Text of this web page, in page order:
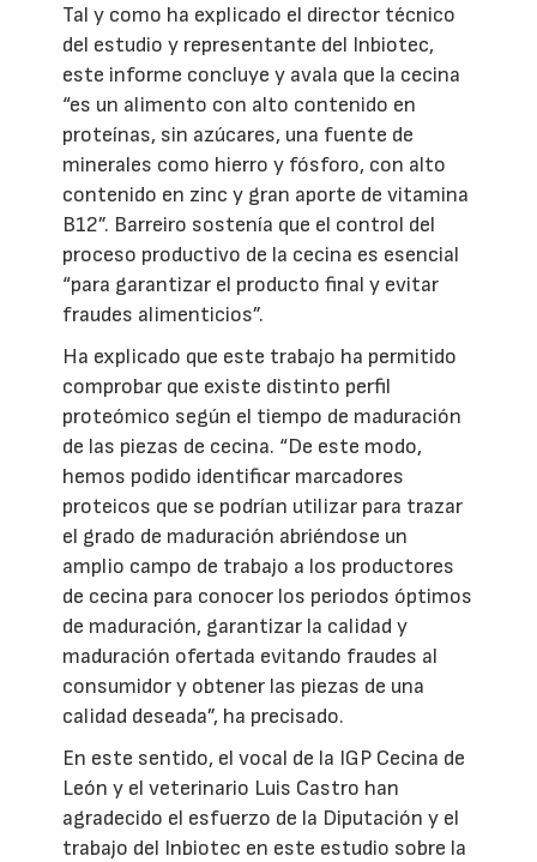
Tal y como ha explicado el director técnico
del estudio y representante del Inbiotec,
este informe concluye y avala que la cecina
“es un alimento con alto contenido en
proteínas, sin azúcares, una fuente de
minerales como hierro y fósforo, con alto
contenido en zinc y gran aporte de vitamina
B12”. Barreiro sostenía que el control del
proceso productivo de la cecina es esencial
“para garantizar el producto final y evitar
fraudes alimenticios”.
Ha explicado que este trabajo ha permitido
comprobar que existe distinto perfil
proteómico según el tiempo de maduración
de las piezas de cecina. “De este modo,
hemos podido identificar marcadores
proteicos que se podrían utilizar para trazar
el grado de maduración abriéndose un
amplio campo de trabajo a los productores
de cecina para conocer los periodos óptimos
de maduración, garantizar la calidad y
maduración ofertada evitando fraudes al
consumidor y obtener las piezas de una
calidad deseada”, ha precisado.
En este sentido, el vocal de la IGP Cecina de
León y el veterinario Luis Castro han
agradecido el esfuerzo de la Diputación y el
trabajo del Inbiotec en este estudio sobre la